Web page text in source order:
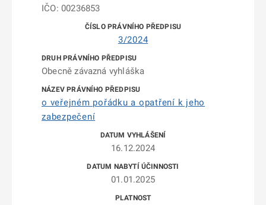
IČO: 00236853
3/2024
Obecně závazná vyhláška
o veřejném pořádku a opatření k jeho
zabezpečení
16.12.2024
01.01.2025